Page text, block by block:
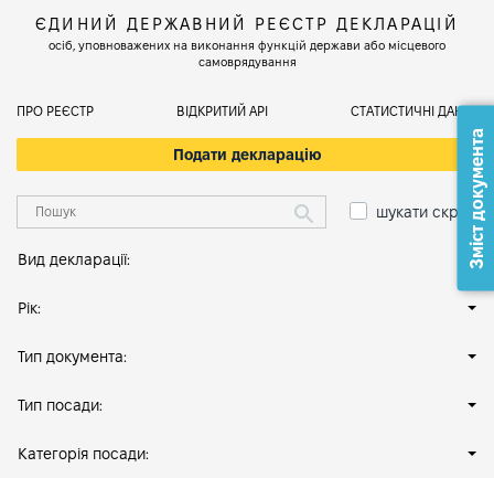
ЄДИНИЙ ДЕРЖАВНИЙ РЕЄСТР ДЕКЛАРАЦІЙ
осіб, уповноважених на виконання функцій держави або місцевого
самоврядування
ПРО РЕЄСТР ВІДКРИТИЙ АРІ СТАТИСТИЧНІ ДАНІ
Подати декларацію
шукати скрізь
Вид декларації:
Рік:
Тип документа:
Тип посади:
Категорія посади:
Зміст документа